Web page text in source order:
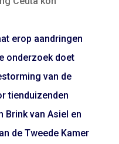
erop aandringen
onderzoek doet
van de
tienduizenden
Brink van Asiel en
de Tweede Kamer